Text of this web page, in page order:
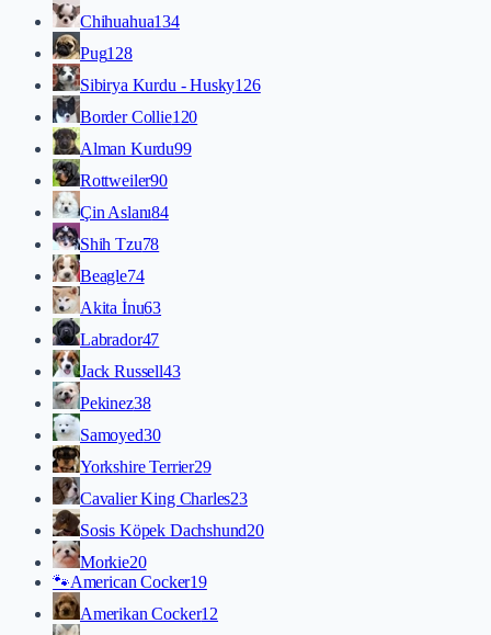
Chihuahua134
Pug128
Sibirya Kurdu - Husky126
Border Collie120
Alman Kurdu99
Rottweiler90
Çin Aslanı84
Shih Tzu78
Beagle74
Akita İnu63
Labrador47
Jack Russell43
Pekinez38
Samoyed30
Yorkshire Terrier29
Cavalier King Charles23
Sosis Köpek Dachshund20
Morkie20
🐾American Cocker19
Amerikan Cocker12